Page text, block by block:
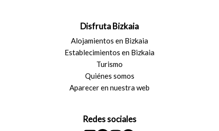
Disfruta Bizkaia
Alojamientos en Bizkaia
Establecimientos en Bizkaia
Turismo
Quiénes somos
Aparecer en nuestra web
Redes sociales